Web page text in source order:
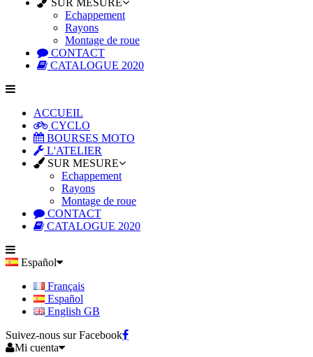
SUR MESURE
Echappement
Rayons
Montage de roue
CONTACT
CATALOGUE 2020
ACCUEIL
CYCLO
BOURSES MOTO
L'ATELIER
SUR MESURE
Echappement
Rayons
Montage de roue
CONTACT
CATALOGUE 2020
Español
Français
Español
English GB
Suivez-nous sur Facebook
Mi cuenta